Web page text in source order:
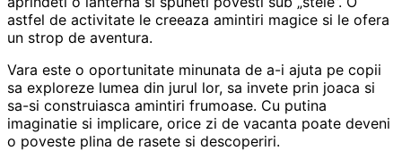
astfel de activitate le creeaza amintiri magice si le ofera
un strop de aventura.
Vara este o oportunitate minunata de a-i ajuta pe copii
sa exploreze lumea din jurul lor, sa invete prin joaca si
sa-si construiasca amintiri frumoase. Cu putina
imaginatie si implicare, orice zi de vacanta poate deveni
o poveste plina de rasete si descoperiri.